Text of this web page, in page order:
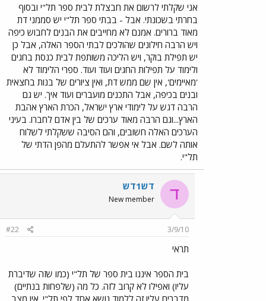
אני שקלתי לרשום את חבצלת לבית ספר תל"י ובסוף
בחרתי בשכונתי. אבל - בבתי ספר תל"י יש סממני דת
מאוד ברורים. אמנם לא מחייבים את הבנים לחבוש כיפה
ויש הרבה חילונים שהולכים לבתי הספר האלה, אבל כן
יש תפילת בוקר, ויש הליכה משותפת לבית כנסת בחגים
ולימוד על תפילות החגים ועוד ועוד. ספרי הלימוד לא
'מאיימים', אין שם ממש דת, ואין ציורים של בנות בחצאית
ובנים בכיפה, אבל התכנים מועברים ועוד איך. יש גם
הרבה דגש על לימודי ארץ ישראל, הכרת הארץ אהבת
הארץ...וגם הרבה מאוד ערכים של בין אדם לחברו. בעיני
הערכים האלה חשובים, והם הסיבה ששקלתי לשלוח
אותה לשם. אבל אי אפשר להתעלם מהפן הדתי של
תל"י.
ד דש1דש
New member
3/9/10
#22
תראי
בית הספר איננו בית ספר של תל"י (כמו שזה שדיברת
עליו) ואפילו לא קרוב לזה. כל מה (שלפחות בנתיים)
מדברים עליו זה ללמוד נושא אחד לפי תל"י. אין מצב